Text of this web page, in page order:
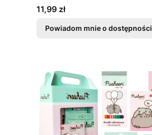
Cena
11,99 zł
Powiadom mnie o dostępności